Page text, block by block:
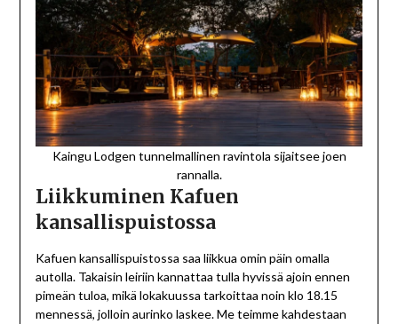
Kaingu Lodgen tunnelmallinen ravintola sijaitsee joen
rannalla.
Liikkuminen Kafuen
kansallispuistossa
Kafuen kansallispuistossa saa liikkua omin päin omalla
autolla. Takaisin leiriin kannattaa tulla hyvissä ajoin ennen
pimeän tuloa, mikä lokakuussa tarkoittaa noin klo 18.15
mennessä, jolloin aurinko laskee. Me teimme kahdestaan